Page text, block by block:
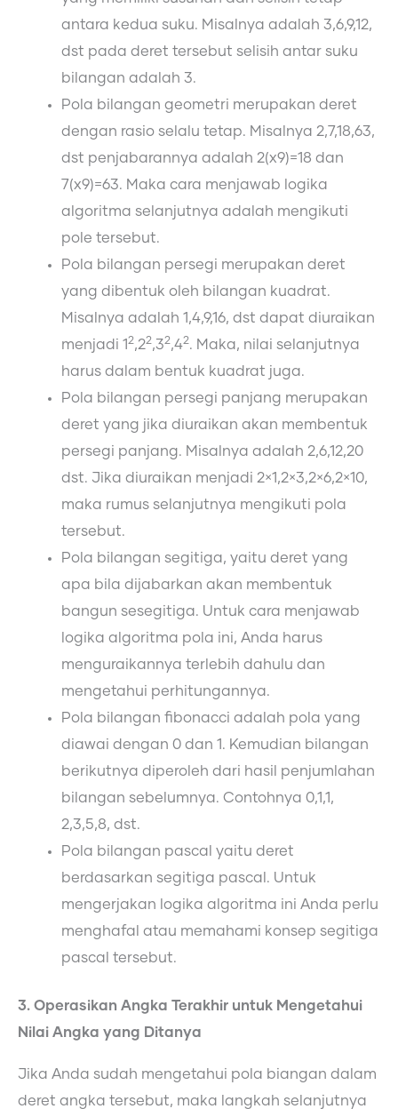
antara kedua suku. Misalnya adalah 3,6,9,12,
dst pada deret tersebut selisih antar suku
bilangan adalah 3.
Pola bilangan geometri merupakan deret
dengan rasio selalu tetap. Misalnya 2,7,18,63,
dst penjabarannya adalah 2(x9)=18 dan
7(x9)=63. Maka cara menjawab logika
algoritma selanjutnya adalah mengikuti
pole tersebut.
Pola bilangan persegi merupakan deret
yang dibentuk oleh bilangan kuadrat.
Misalnya adalah 1,4,9,16, dst dapat diuraikan
menjadi 12,22,32,42. Maka, nilai selanjutnya
harus dalam bentuk kuadrat juga.
Pola bilangan persegi panjang merupakan
deret yang jika diuraikan akan membentuk
persegi panjang. Misalnya adalah 2,6,12,20
dst. Jika diuraikan menjadi 2×1,2×3,2×6,2×10,
maka rumus selanjutnya mengikuti pola
tersebut.
Pola bilangan segitiga, yaitu deret yang
apa bila dijabarkan akan membentuk
bangun sesegitiga. Untuk cara menjawab
logika algoritma pola ini, Anda harus
menguraikannya terlebih dahulu dan
mengetahui perhitungannya.
Pola bilangan fibonacci adalah pola yang
diawai dengan 0 dan 1. Kemudian bilangan
berikutnya diperoleh dari hasil penjumlahan
bilangan sebelumnya. Contohnya 0,1,1,
2,3,5,8, dst.
Pola bilangan pascal yaitu deret
berdasarkan segitiga pascal. Untuk
mengerjakan logika algoritma ini Anda perlu
menghafal atau memahami konsep segitiga
pascal tersebut.
3. Operasikan Angka Terakhir untuk Mengetahui
Nilai Angka yang Ditanya
Jika Anda sudah mengetahui pola biangan dalam
deret angka tersebut, maka langkah selanjutnya